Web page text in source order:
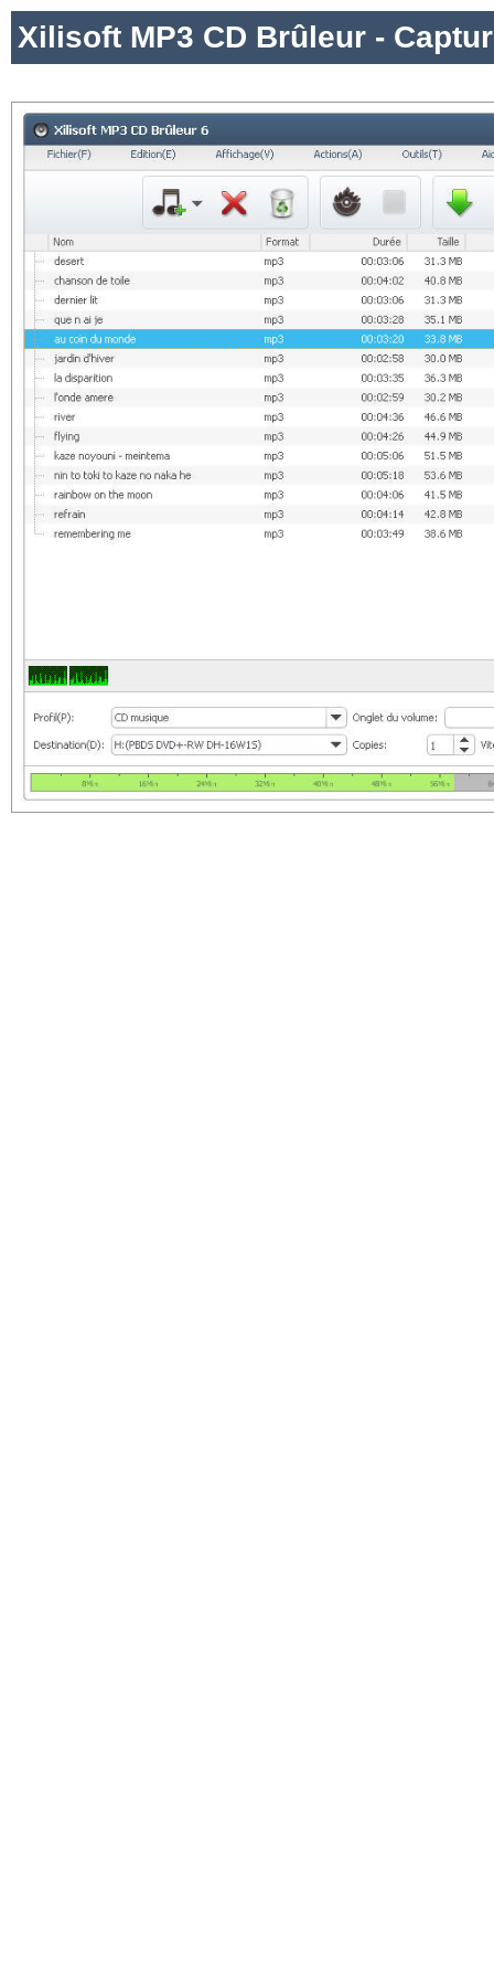
Xilisoft MP3 CD Brûleur -